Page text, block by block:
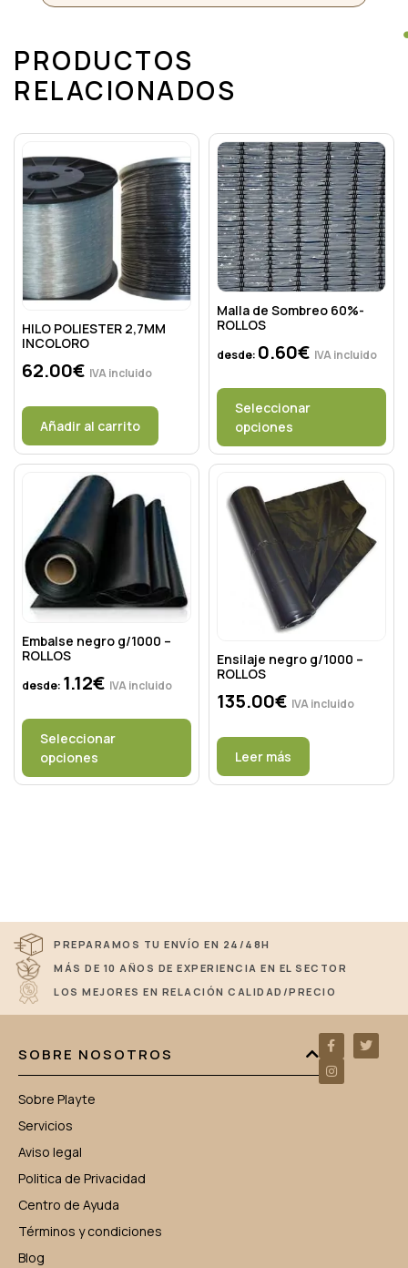
PRODUCTOS
RELACIONADOS
HILO POLIESTER 2,7MM
INCOLORO
62.00€ IVA incluido
Añadir al carrito
Malla de Sombreo 60%-
ROLLOS
desde: 0.60€ IVA incluido
Seleccionar
opciones
Embalse negro g/1000 –
ROLLOS
desde: 1.12€ IVA incluido
Seleccionar
opciones
Ensilaje negro g/1000 –
ROLLOS
135.00€ IVA incluido
Leer más
PREPARAMOS TU ENVÍO EN 24/48H
MÁS DE 10 AÑOS DE EXPERIENCIA EN EL SECTOR
LOS MEJORES EN RELACIÓN CALIDAD/PRECIO
SOBRE NOSOTROS
Sobre Playte
Servicios
Aviso legal
Politica de Privacidad
Centro de Ayuda
Términos y condiciones
Blog